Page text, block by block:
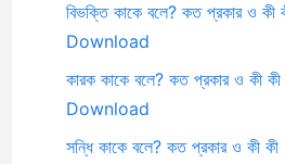
বিভক্তি কাকে বলে? কত প্রকার ও
Download
কারক কাকে বলে? কত প্রকার ও কী
Download
সন্ধি কাকে বলে? কত প্রকার ও কী